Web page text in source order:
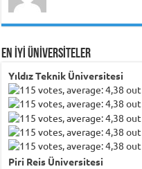
EN İYİ ÜNİVERSİTELER
Yıldız Teknik Üniversitesi
Piri Reis Üniversitesi